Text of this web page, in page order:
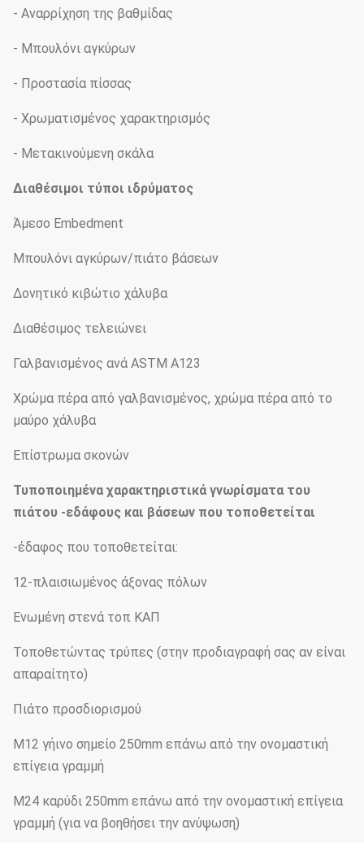
- Αναρρίχηση της βαθμίδας
- Μπουλόνι αγκύρων
- Προστασία πίσσας
- Χρωματισμένος χαρακτηρισμός
- Μετακινούμενη σκάλα
Διαθέσιμοι τύποι ιδρύματος
Άμεσο Embedment
Μπουλόνι αγκύρων/πιάτο βάσεων
Δονητικό κιβώτιο χάλυβα
Διαθέσιμος τελειώνει
Γαλβανισμένος ανά ASTM A123
Χρώμα πέρα από γαλβανισμένος, χρώμα πέρα από το
μαύρο χάλυβα
Επίστρωμα σκονών
Τυποποιημένα χαρακτηριστικά γνωρίσματα του
πιάτου -εδάφους και βάσεων που τοποθετείται
-έδαφος που τοποθετείται:
12-πλαισιωμένος άξονας πόλων
Ενωμένη στενά τοπ ΚΑΠ
Τοποθετώντας τρύπες (στην προδιαγραφή σας αν είναι
απαραίτητο)
Πιάτο προσδιορισμού
M12 γήινο σημείο 250mm επάνω από την ονομαστική
επίγεια γραμμή
M24 καρύδι 250mm επάνω από την ονομαστική επίγεια
γραμμή (για να βοηθήσει την ανύψωση)